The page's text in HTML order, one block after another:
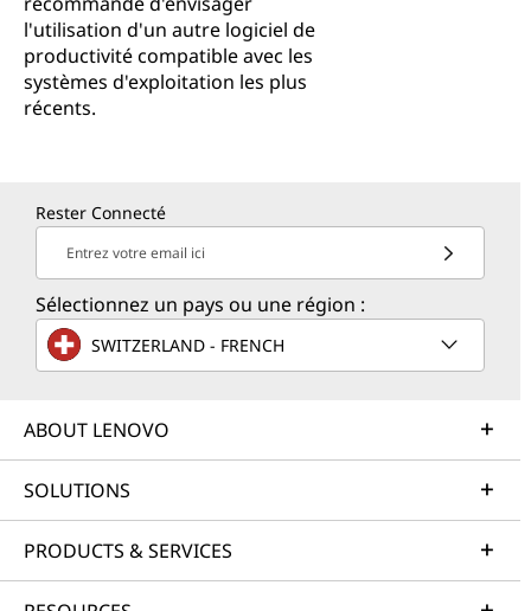
l'utilisation d'un autre logiciel de
productivité compatible avec les
systèmes d'exploitation les plus
récents.
Rester Connecté
Entrez votre email ici
Sélectionnez un pays ou une région :
SWITZERLAND - FRENCH
ABOUT LENOVO
SOLUTIONS
PRODUCTS & SERVICES